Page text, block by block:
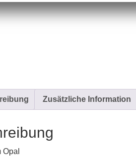
Zusätzliche Information
Opal